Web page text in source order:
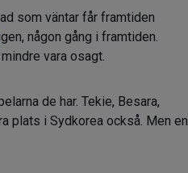
som väntar får framtiden
någon gång i framtiden.
vara osagt.
de har. Tekie, Besara,
plats i Sydkorea också. Men en